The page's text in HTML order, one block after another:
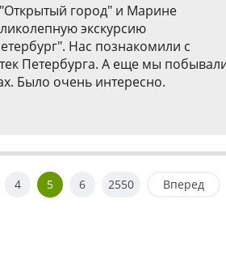
город" и Марине
экскурсию
Нас познакомили с
Петербурга. А еще мы
Было очень интересно.
4 5 6 2550 Вперед